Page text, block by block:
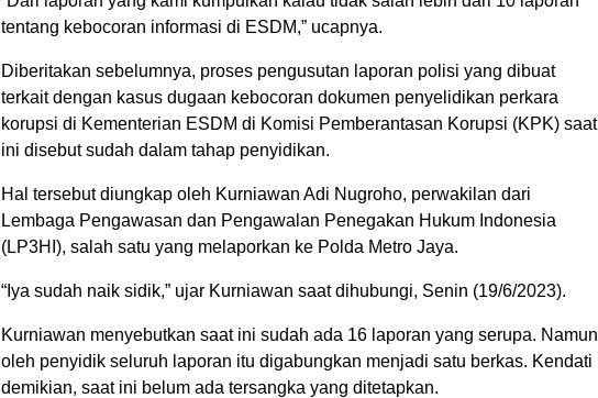
tentang kebocoran informasi di ESDM,” ucapnya.
Diberitakan sebelumnya, proses pengusutan laporan polisi yang dibuat
terkait dengan kasus dugaan kebocoran dokumen penyelidikan perkara
korupsi di Kementerian ESDM di Komisi Pemberantasan Korupsi (KPK) saat
ini disebut sudah dalam tahap penyidikan.
Hal tersebut diungkap oleh Kurniawan Adi Nugroho, perwakilan dari
Lembaga Pengawasan dan Pengawalan Penegakan Hukum Indonesia
(LP3HI), salah satu yang melaporkan ke Polda Metro Jaya.
“Iya sudah naik sidik,” ujar Kurniawan saat dihubungi, Senin (19/6/2023).
Kurniawan menyebutkan saat ini sudah ada 16 laporan yang serupa. Namun
oleh penyidik seluruh laporan itu digabungkan menjadi satu berkas. Kendati
demikian, saat ini belum ada tersangka yang ditetapkan.